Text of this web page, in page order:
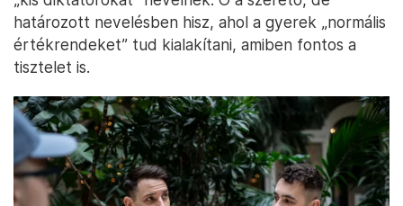
határozott nevelésben hisz, ahol a gyerek „normális
értékrendeket” tud kialakítani, amiben fontos a
tisztelet is.